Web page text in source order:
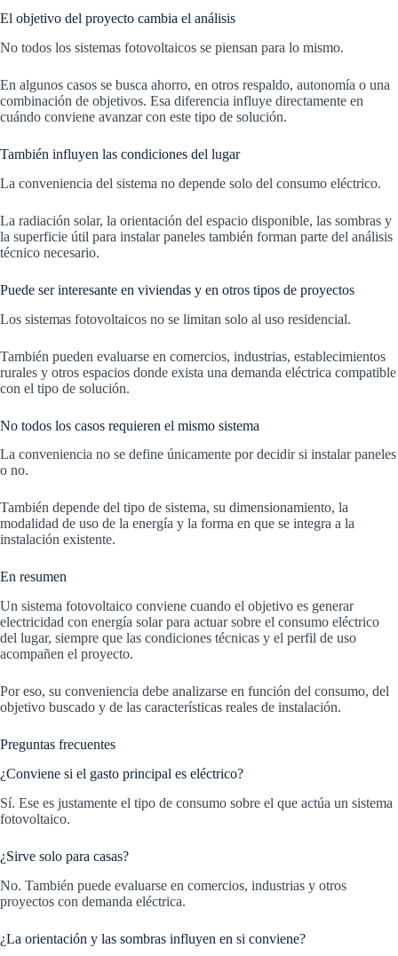
El objetivo del proyecto cambia el análisis
No todos los sistemas fotovoltaicos se piensan para lo mismo.
En algunos casos se busca ahorro, en otros respaldo, autonomía o una
combinación de objetivos. Esa diferencia influye directamente en
cuándo conviene avanzar con este tipo de solución.
También influyen las condiciones del lugar
La conveniencia del sistema no depende solo del consumo eléctrico.
La radiación solar, la orientación del espacio disponible, las sombras y
la superficie útil para instalar paneles también forman parte del análisis
técnico necesario.
Puede ser interesante en viviendas y en otros tipos de proyectos
Los sistemas fotovoltaicos no se limitan solo al uso residencial.
También pueden evaluarse en comercios, industrias, establecimientos
rurales y otros espacios donde exista una demanda eléctrica compatible
con el tipo de solución.
No todos los casos requieren el mismo sistema
La conveniencia no se define únicamente por decidir si instalar paneles
o no.
También depende del tipo de sistema, su dimensionamiento, la
modalidad de uso de la energía y la forma en que se integra a la
instalación existente.
En resumen
Un sistema fotovoltaico conviene cuando el objetivo es generar
electricidad con energía solar para actuar sobre el consumo eléctrico
del lugar, siempre que las condiciones técnicas y el perfil de uso
acompañen el proyecto.
Por eso, su conveniencia debe analizarse en función del consumo, del
objetivo buscado y de las características reales de instalación.
Preguntas frecuentes
¿Conviene si el gasto principal es eléctrico?
Sí. Ese es justamente el tipo de consumo sobre el que actúa un sistema
fotovoltaico.
¿Sirve solo para casas?
No. También puede evaluarse en comercios, industrias y otros
proyectos con demanda eléctrica.
¿La orientación y las sombras influyen en si conviene?